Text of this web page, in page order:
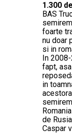
1.300
BAS
foarte
nu doar
si in
In
fapt,
in
de
Caspar